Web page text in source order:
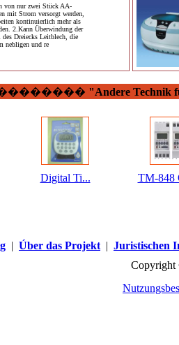
von nur zwei Stück AA-
mit Strom versorgt werden,
kontinuierlich mehr als
2.Kann Überwindung der
des Dreiecks Leitblech, die
nebligen und re
"Andere Technik
Digital Ti... TM-848
| Úber das Projekt | Juristischen
Copyright